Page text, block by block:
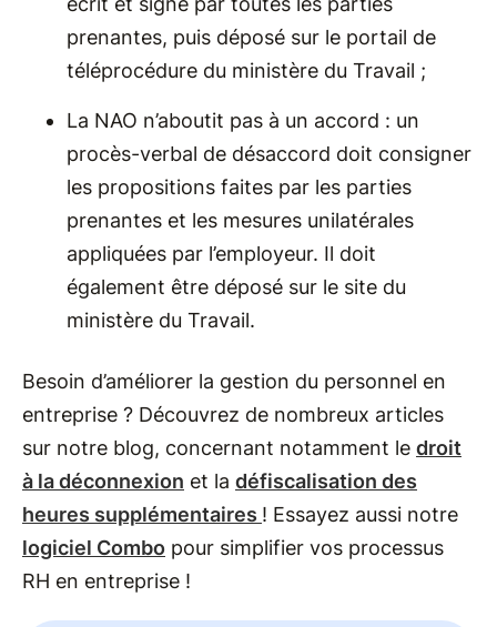
prenantes, puis déposé sur le portail de
téléprocédure du ministère du Travail ;
La NAO n’aboutit pas à un accord : un
procès-verbal de désaccord doit consigner
les propositions faites par les parties
prenantes et les mesures unilatérales
appliquées par l’employeur. Il doit
également être déposé sur le site du
ministère du Travail.
Besoin d’améliorer la gestion du personnel en
entreprise ? Découvrez de nombreux articles
sur notre blog, concernant notamment le droit
à la déconnexion et la défiscalisation des
heures supplémentaires ! Essayez aussi notre
logiciel Combo pour simplifier vos processus
RH en entreprise !